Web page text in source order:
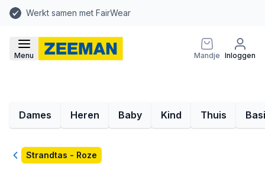
Werkt samen met FairWear
Menu Mandje Inloggen
Dames Heren Baby Kind Thuis
TerugStrandtas - Roze